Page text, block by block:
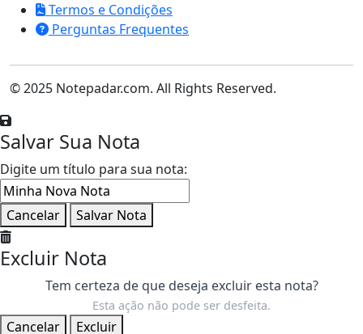
Termos e Condições
Perguntas Frequentes
© 2025 Notepadar.com. All Rights Reserved.
Salvar Sua Nota
Digite um título para sua nota:
Cancelar Salvar Nota
Excluir Nota
Tem certeza de que deseja excluir esta nota?
Esta ação não pode ser desfeita.
Cancelar Excluir